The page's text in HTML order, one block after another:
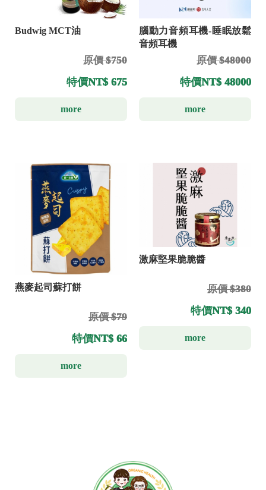
Budwig MCT油
原價 $750
特價NT$ 675
more
腦動力音頻耳機-睡眠放鬆
音頻耳機
原價 $48000
特價NT$ 48000
more
燕麥起司蘇打餅
原價 $79
特價NT$ 66
more
激麻堅果脆脆醬
原價 $380
特價NT$ 340
more